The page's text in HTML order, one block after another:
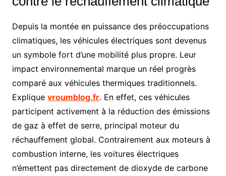
Depuis la montée en puissance des préoccupations
climatiques, les véhicules électriques sont devenus
un symbole fort d’une mobilité plus propre. Leur
impact environnemental marque un réel progrès
comparé aux véhicules thermiques traditionnels.
Explique vroumblog.fr. En effet, ces véhicules
participent activement à la réduction des émissions
de gaz à effet de serre, principal moteur du
réchauffement global. Contrairement aux moteurs à
combustion interne, les voitures électriques
n’émettent pas directement de dioxyde de carbone